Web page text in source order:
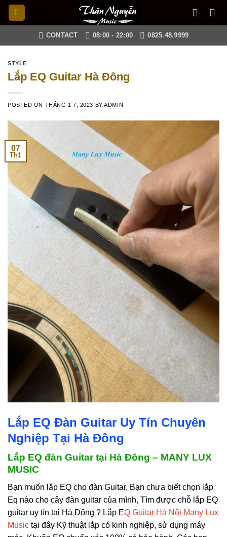
Skip
CONTACT 08:00 - 22:00 0825.48.9999
STYLE
Lắp EQ Guitar Hà Đông
POSTED ON THÁNG 1 7, 2023 BYADMIN
07
Th1
Lắp EQ Đàn Guitar Uy Tín Chuyên
Nghiệp Tại Hà Đông
Lắp EQ đàn Guitar tại Hà Đông – MANY LUX
MUSIC
Bạn muốn lắp EQ cho đàn Guitar, Bạn chưa biết chọn lắp
Eq nào cho cây đàn guitar của mình, Tìm được chỗ lắp EQ
guitar uy tín tại Hà Đông ? Lắp EQ Guitar Hà Nội Many Lux
Music tại đây Kỹ thuật lắp có kinh nghiệp, sử dụng máy